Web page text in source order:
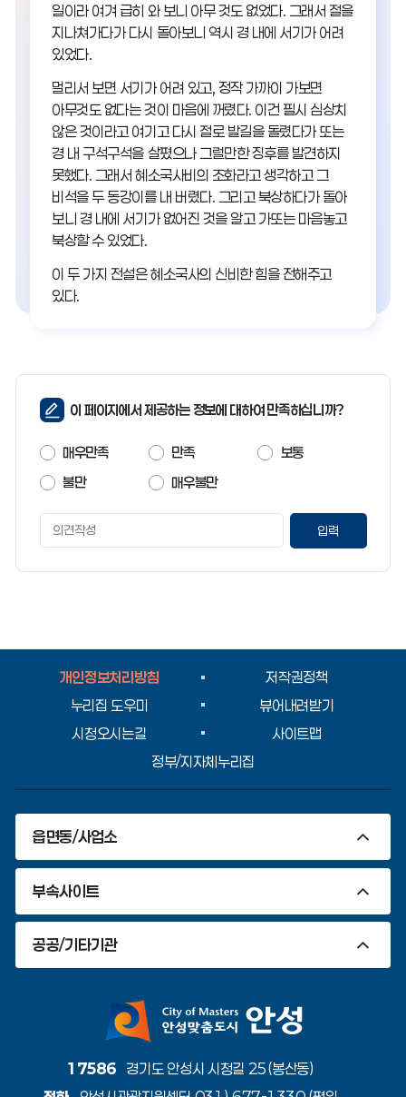
일이라 여겨 급히 와 보니 아무 것도 없었다. 그래서 절을
지나쳐가다가 다시 돌아보니 역시 경 내에 서기가 어려
있었다.
멀리서 보면 서기가 어려 있고, 정작 가까이 가보면
아무것도 없다는 것이 마음에 꺼렸다. 이건 필시 심상치
않은 것이라고 여기고 다시 절로 발길을 돌렸다가 또는
경 내 구석구석을 살폈으나 그럴만한 징후를 발견하지
못했다. 그래서 혜소국사비의 조화라고 생각하고 그
비석을 두 동강이를 내 버렸다. 그리고 북상하다가 돌아
보니 경 내에 서기가 없어진 것을 알고 가또는 마음놓고
북상할 수 있었다.
이 두 가지 전설은 혜소국사의 신비한 힘을 전해주고
있다.
페
이
지
만
족
이 페이지에서 제공하는 정보에 대하여 만족하십니까?
매우만족 만족
보통
불만
매우불만
페
만
가
개인정보처리방침
저작권정책
누리집 도우미
뷰어내려받기
시청오시는길
사이트맵
정부/지자체누리집
읍면동/사업소
부속사이트
공공/기타기관
17586
경기도 안성시 시청길 25(봉산동)